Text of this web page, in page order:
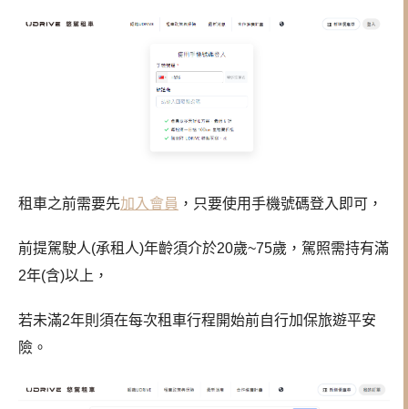
租車之前需要先加入會員 ，只要使用手機號碼登入即可，
前提駕駛人(承租人)年齡須介於20歲~75歲，駕照需持有滿
2年(含)以上，
若未滿2年則須在每次租車行程開始前自行加保旅遊平安
險。